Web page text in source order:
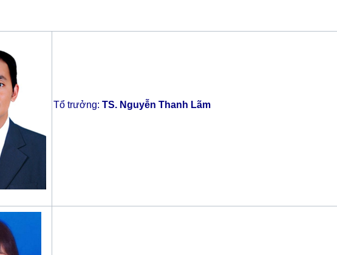
Tổ trưởng: TS. Nguyễn Thanh Lãm